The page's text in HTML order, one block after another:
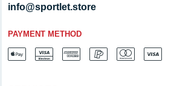
info@sportlet.store
PAYMENT METHOD